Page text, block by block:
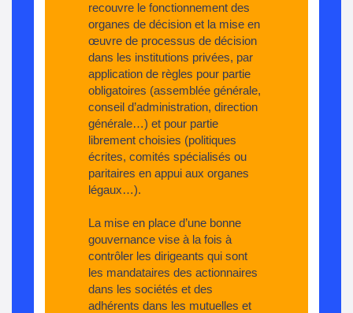
recouvre le fonctionnement des
organes de décision et la mise en
œuvre de processus de décision
dans les institutions privées, par
application de règles pour partie
obligatoires (assemblée générale,
conseil d’administration, direction
générale…) et pour partie
librement choisies (politiques
écrites, comités spécialisés ou
paritaires en appui aux organes
légaux…).
La mise en place d’une bonne
gouvernance vise à la fois à
contrôler les dirigeants qui sont
les mandataires des actionnaires
dans les sociétés et des
adhérents dans les mutuelles et